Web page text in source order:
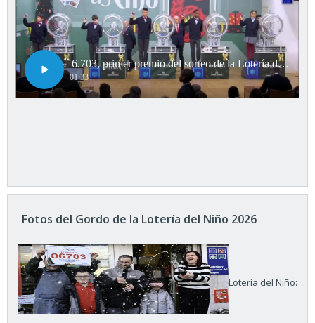
Fotos del Gordo de la Lotería del Niño 2026
Lotería del Niño: